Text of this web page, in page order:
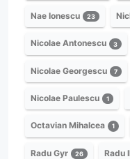
Nae Ionescu 23
Nicolae Antonescu 3
Nicolae Georgescu 7
Nicolae Paulescu 1
Octavian Mihalcea 1
Radu Gyr 26 Radu